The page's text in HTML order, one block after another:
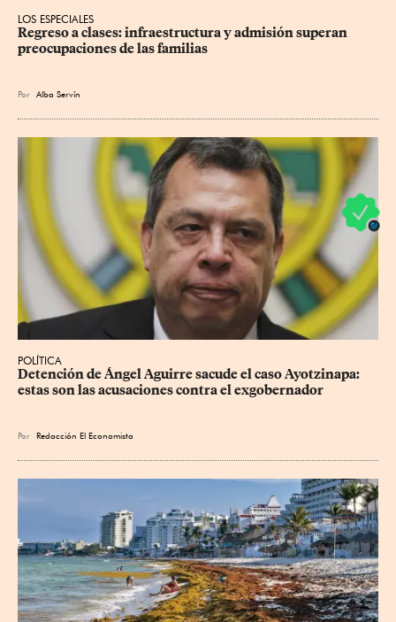
LOS ESPECIALES
Regreso a clases: infraestructura y admisión superan
preocupaciones de las familias
Por Alba Servín
POLÍTICA
Detención de Ángel Aguirre sacude el caso Ayotzinapa:
estas son las acusaciones contra el exgobernador
Por Redacción El Economista